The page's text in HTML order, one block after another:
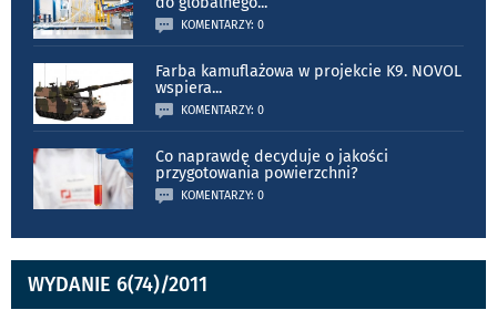
KOMENTARZY: 0
Farba kamuflażowa w projekcie K9. NOVOL
wspiera...
KOMENTARZY: 0
Co naprawdę decyduje o jakości
przygotowania powierzchni?
KOMENTARZY: 0
WYDANIE 6(74)/2011